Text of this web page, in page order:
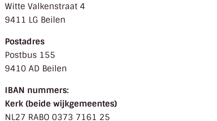
Witte Valkenstraat 4
9411 LG Beilen
Postadres
Postbus 155
9410 AD Beilen
IBAN nummers:
Kerk (beide wijkgemeentes)
NL27 RABO 0373 7161 25